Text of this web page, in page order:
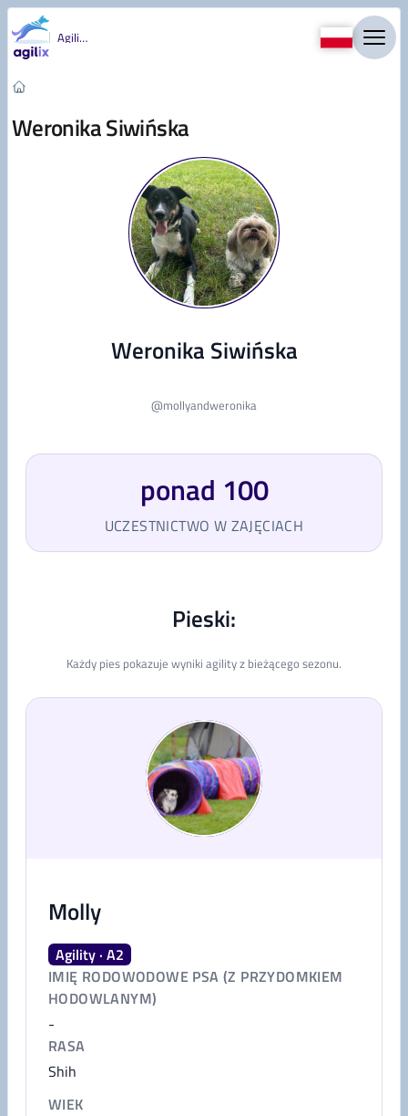
Przejdź do treści
Agility
Weronika Siwińska
Weronika Siwińska
@mollyandweronika
ponad 100
UCZESTNICTWO W ZAJĘCIACH
Pieski:
Każdy pies pokazuje wyniki agility z bieżącego sezonu.
Molly
Agility · A2
IMIĘ RODOWODOWE PSA (Z PRZYDOMKIEM
HODOWLANYM)
-
RASA
Shih
WIEK